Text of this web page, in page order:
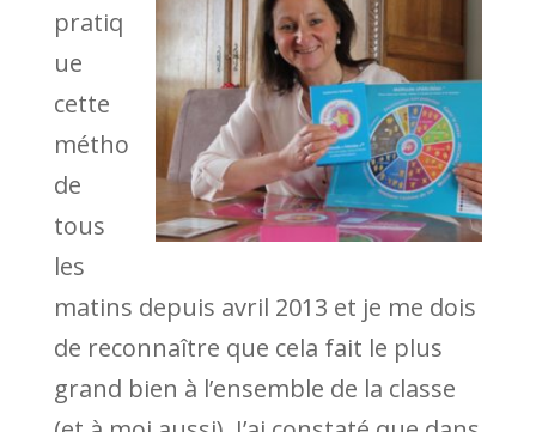
pratiq
ue
cette
métho
de
tous
les
matins depuis avril 2013 et je me dois
de reconnaître que cela fait le plus
grand bien à l’ensemble de la classe